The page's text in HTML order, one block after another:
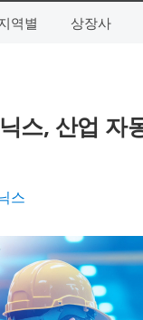
역별 상장사
스, 산업
스